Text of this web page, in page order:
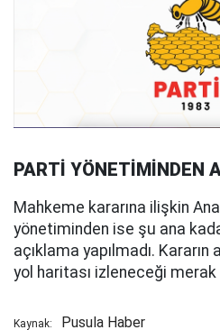
PARTİ YÖNETİMİNDEN
Mahkeme kararına ilişkin
yönetiminden ise şu ana
açıklama yapılmadı.
yol haritası izleneceği
Kaynak: Pusula Haber